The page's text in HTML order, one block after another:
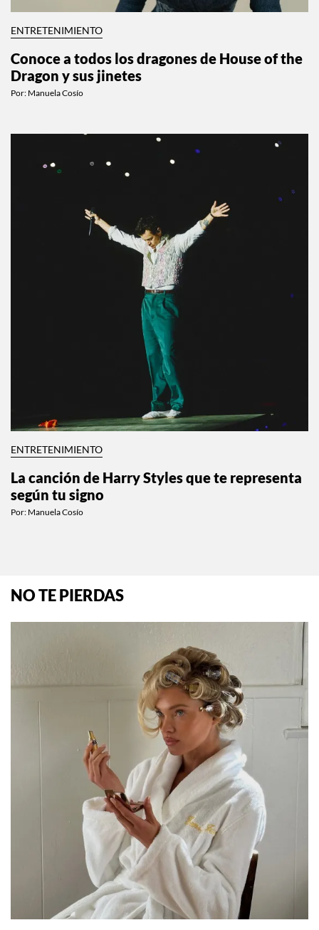
ENTRETENIMIENTO
Conoce a todos los dragones de House of the
Dragon y sus jinetes
Por: Manuela Cosío
ENTRETENIMIENTO
La canción de Harry Styles que te representa
según tu signo
Por: Manuela Cosío
NO TE PIERDAS